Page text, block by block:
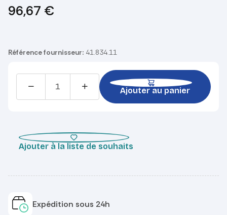
96,67 €
Référence fournisseur: 41.834.11
Ajouter au panier
Ajouter à la liste de souhaits
Expédition sous 24h